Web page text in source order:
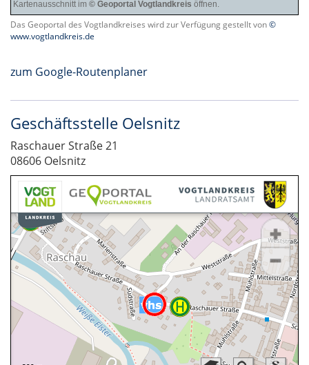
Das Geoportal des Vogtlandkreises wird zur Verfügung gestellt von©
www.vogtlandkreis.de
zum Google-Routenplaner
Geschäftsstelle Oelsnitz
Raschauer Straße 21
08606 Oelsnitz